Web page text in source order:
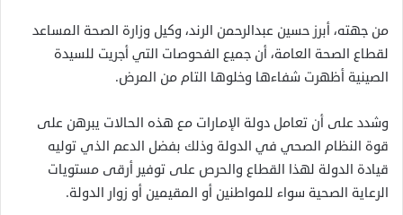
من جهته، أبرز حسين عبدالرحمن الرند، وكيل وزارة الصحة المساعد
لقطاع الصحة العامة، أن جميع الفحوصات التي أجريت للسيدة
الصينية أظهرت شفاءها وخلوها التام من المرض.
وشدد على أن تعامل دولة الإمارات مع هذه الحالات يبرهن على
قوة النظام الصحي في الدولة وذلك بفضل الدعم الذي توليه
قيادة الدولة لهذا القطاع والحرص على توفير أرقى مستويات
الرعاية الصحية سواء للمواطنين أو المقيمين أو زوار الدولة.